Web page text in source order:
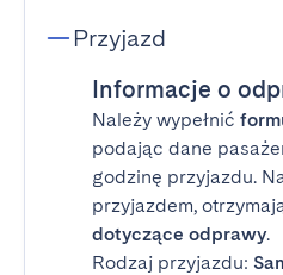
Przyjazd
Informacje o
Należy wypełnić
podając dane
godzinę przyjazdu.
przyjazdem,
dotyczące odprawy.
Rodzaj przyjazdu: